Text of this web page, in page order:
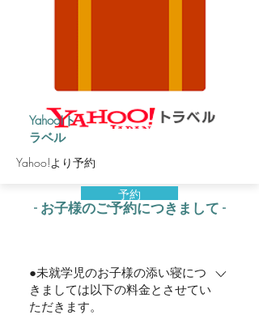
Yahoo!ト
ラベル
Yahoo!より予約
予約
- ​お子様のご予約につきまして -
●未就学児のお子様の添い寝につ
きましては以下の料金とさせてい
ただきます。